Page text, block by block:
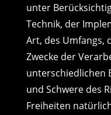
unter
Technik, der
Art, des Umfangs,
Zwecke der
unterschiedlichen
und Schwere des
Freiheiten